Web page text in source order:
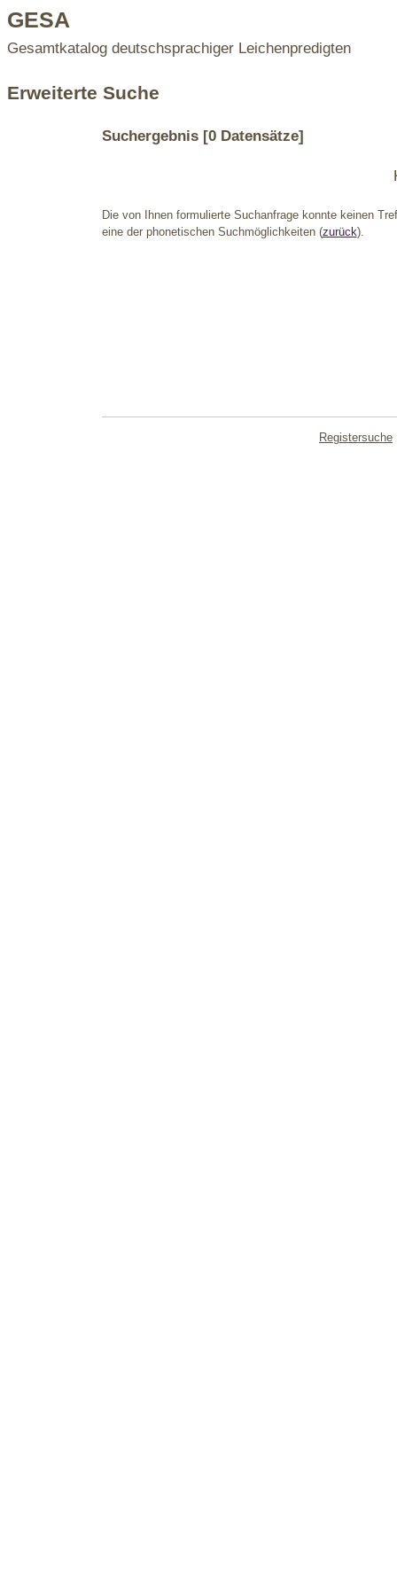
GESA
Gesamtkatalog deutschsprachiger Leichenpredigten
Erweiterte Suche
Suchergebnis[0 Datensätze]
Die von Ihnen formulierte Suchanfrage konnte keinen
eine der phonetischen Suchmöglichkeiten (zurück).
Registersuche